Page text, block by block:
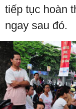
tiếp tục hoàn
ngay sau đó.